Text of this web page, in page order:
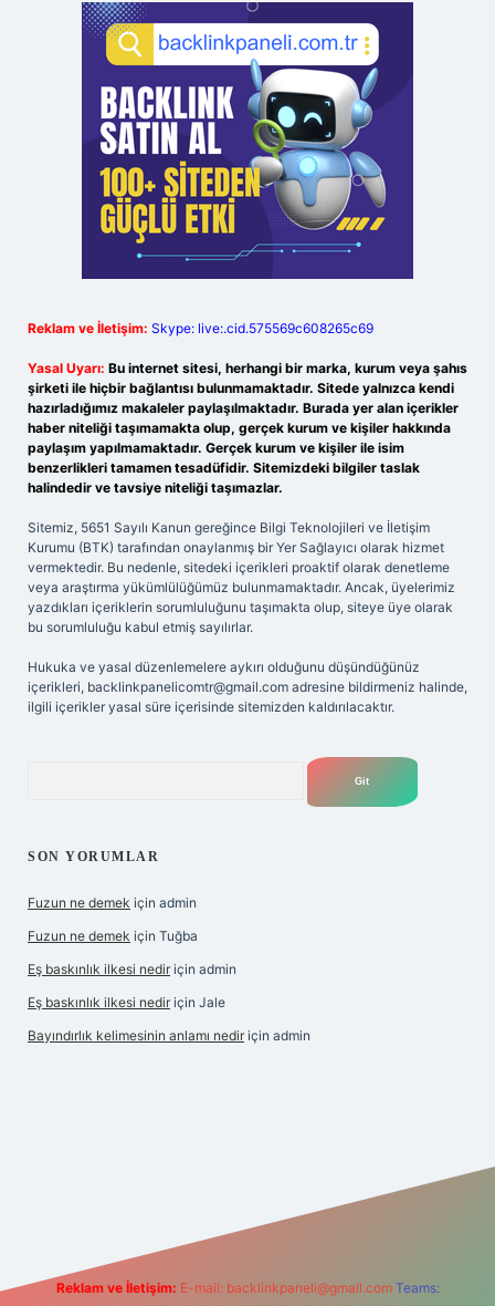
Reklam ve İletişim: Skype: live:.cid.575569c608265c69
Yasal Uyarı: Bu internet sitesi, herhangi bir marka, kurum veya şahıs
şirketi ile hiçbir bağlantısı bulunmamaktadır. Sitede yalnızca kendi
hazırladığımız makaleler paylaşılmaktadır. Burada yer alan içerikler
haber niteliği taşımamakta olup, gerçek kurum ve kişiler hakkında
paylaşım yapılmamaktadır. Gerçek kurum ve kişiler ile isim
benzerlikleri tamamen tesadüfidir. Sitemizdeki bilgiler taslak
halindedir ve tavsiye niteliği taşımazlar.
Sitemiz, 5651 Sayılı Kanun gereğince Bilgi Teknolojileri ve İletişim
Kurumu (BTK) tarafından onaylanmış bir Yer Sağlayıcı olarak hizmet
vermektedir. Bu nedenle, sitedeki içerikleri proaktif olarak denetleme
veya araştırma yükümlülüğümüz bulunmamaktadır. Ancak, üyelerimiz
yazdıkları içeriklerin sorumluluğunu taşımakta olup, siteye üye olarak
bu sorumluluğu kabul etmiş sayılırlar.
Hukuka ve yasal düzenlemelere aykırı olduğunu düşündüğünüz
içerikleri, backlinkpanelicomtr@gmail.com adresine bildirmeniz halinde,
ilgili içerikler yasal süre içerisinde sitemizden kaldırılacaktır.
SON YORUMLAR
Fuzun ne demek için admin
Fuzun ne demek için Tuğba
Eş baskınlık ilkesi nedir için admin
Eş baskınlık ilkesi nedir için Jale
Bayındırlık kelimesinin anlamı nedir için admin
Reklam ve İletişim: E-mail: backlinkpaneli@gmail.com Teams: